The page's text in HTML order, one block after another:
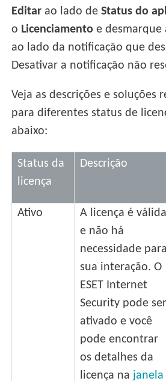
Editar ao lado deStatus do
o Licenciamento e desmarque
ao lado da notificação que
Desativar a notificação não
Veja as descrições e soluções
para diferentes status de
abaixo:
Status da
licença
Descrição
Ativo
A licença é válida
e não há
necessidade para
sua interação. O
ESET Internet
Security pode ser
ativado e você
pode encontrar
os detalhes da
licença na janela